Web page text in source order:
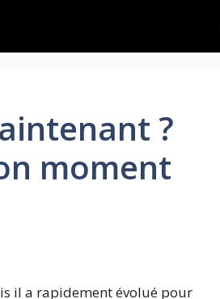
?
moment
il a rapidement évolué pour